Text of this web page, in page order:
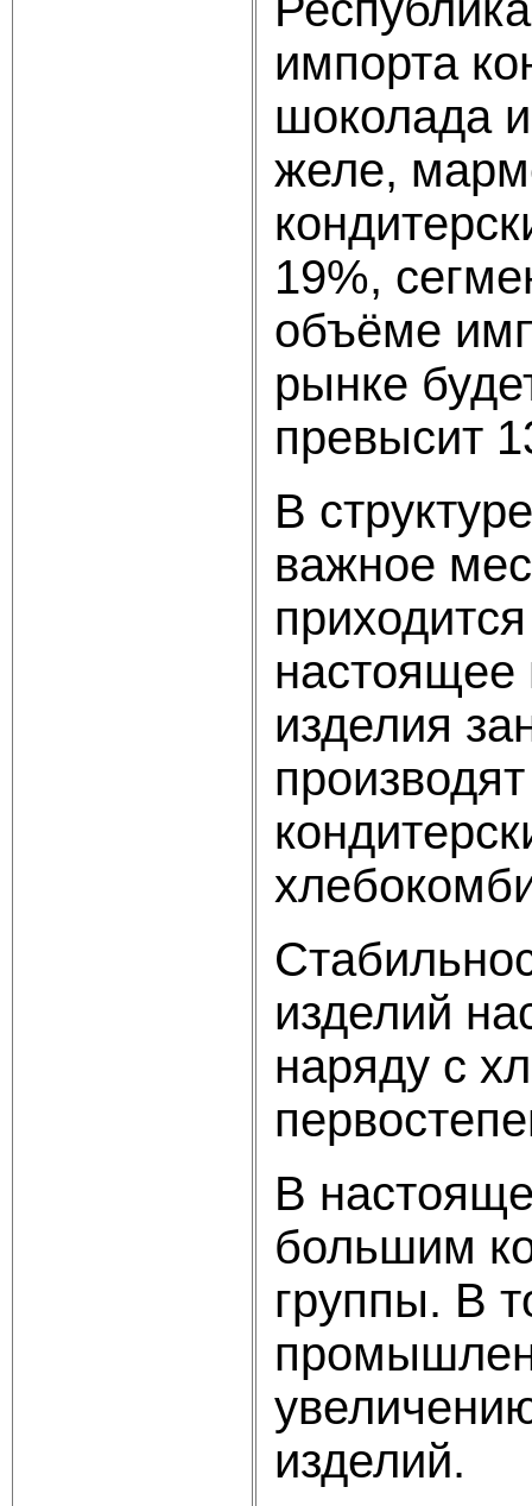
импорта
шоколада
желе,
19%,
объёме
рынке
превысит
В
важное
настоящее
изделия
изделий
наряду с
В
большим
группы. В
изделий.